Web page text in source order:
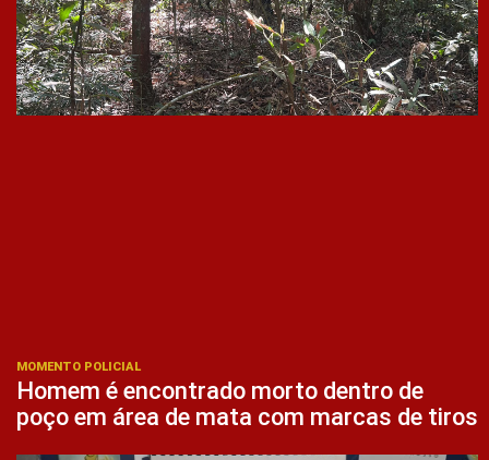
MOMENTO POLICIAL
Homem é encontrado morto dentro de
poço em área de mata com marcas de tiros